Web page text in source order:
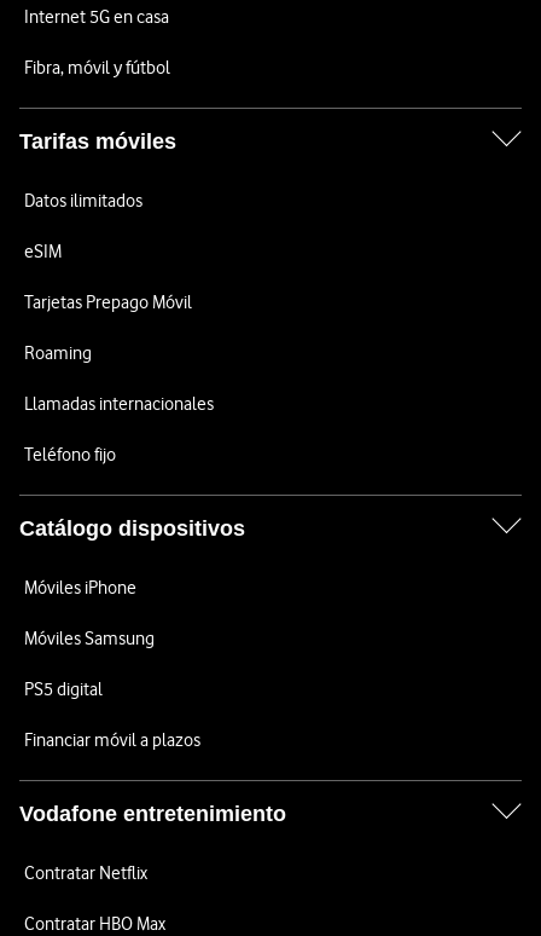
Internet 5G en casa
Fibra, móvil y fútbol
Tarifas móviles
Datos ilimitados
eSIM
Tarjetas Prepago Móvil
Roaming
Llamadas internacionales
Teléfono fijo
Catálogo dispositivos
Móviles iPhone
Móviles Samsung
PS5 digital
Financiar móvil a plazos
Vodafone entretenimiento
Contratar Netflix
Contratar HBO Max